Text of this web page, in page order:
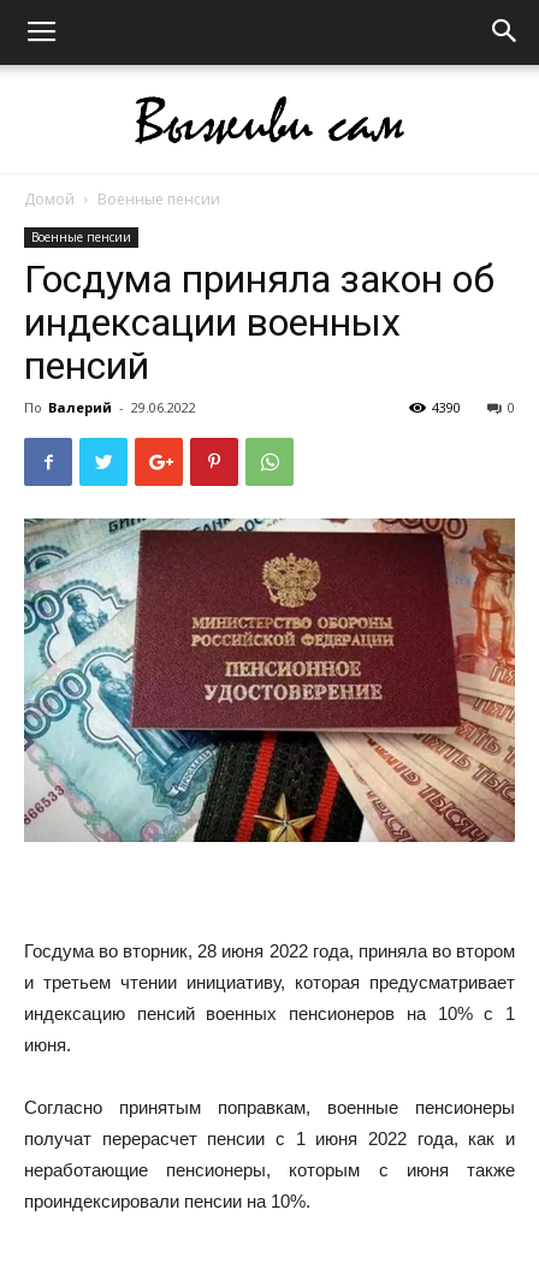
сам
Домой Военные пенсии
Военные пенсии
Госдума приняла закон об
индексации военных
пенсий
По Валерий - 29.06.2022 0
4390
Госдума во вторник, 28 июня 2022 года, приняла во втором
и третьем чтении инициативу, которая предусматривает
индексацию пенсий военных пенсионеров на 10% с 1
июня.
Согласно принятым поправкам, военные пенсионеры
получат перерасчет пенсии с 1 июня 2022 года, как и
неработающие пенсионеры, которым с июня также
проиндексировали пенсии на 10%.